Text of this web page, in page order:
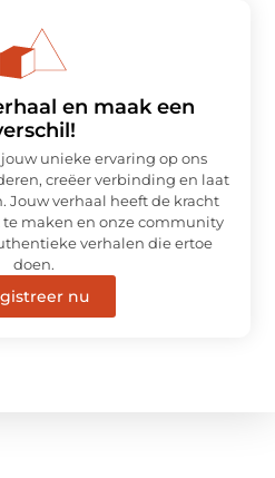
en maak een
unieke ervaring op ons
creëer verbinding en laat
verhaal heeft de kracht
maken en onze community
verhalen die ertoe
doen.
nu